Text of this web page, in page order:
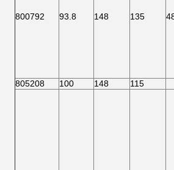
800792 93.8 148 135
805208 100 148 115